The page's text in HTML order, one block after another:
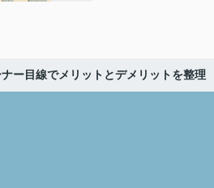
ー目線でメリットとデメリットを整理